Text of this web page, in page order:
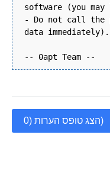
software (you
- Do not call the
data immediately).
-- 0apt Team --
הצג טופס הערות (0)